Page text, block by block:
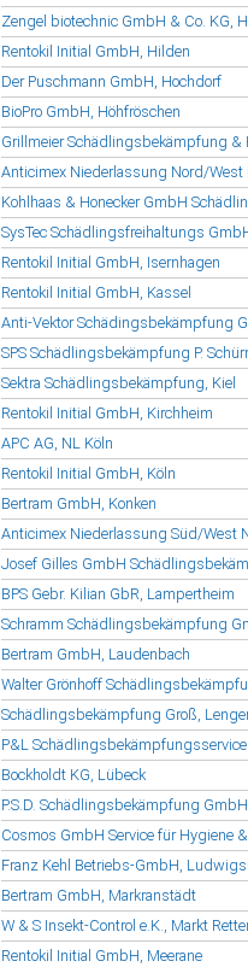
Zengel biotechnic GmbH & Co. KG,
Rentokil Initial GmbH, Hilden
Der Puschmann GmbH, Hochdorf
BioPro GmbH, Höhfröschen
Grillmeier Schädlingsbekämpfung &
Anticimex Niederlassung Nord/
Kohlhaas & Honecker GmbH
SysTec Schädlingsfreihaltungs
Rentokil Initial GmbH, Isernhagen
Rentokil Initial GmbH, Kassel
Anti-Vektor Schädingsbekämpfung
SPS Schädlingsbekämpfung P.
Sektra Schädlingsbekämpfung, Kiel
Rentokil Initial GmbH, Kirchheim
APC AG, NL Köln
Rentokil Initial GmbH, Köln
Bertram GmbH, Konken
Anticimex Niederlassung Süd/West
Josef Gilles GmbH
BPS Gebr. Kilian GbR, Lampertheim
Schramm Schädlingsbekämpfung
Bertram GmbH, Laudenbach
Walter Grönhoff
Schädlingsbekämpfung Groß,
P&L
Bockholdt KG, Lübeck
P.S.D. Schädlingsbekämpfung
Cosmos GmbH Service für Hygiene
Franz Kehl Betriebs-GmbH,
Bertram GmbH, Markranstädt
W & S Insekt-Control e.K., Markt
Rentokil Initial GmbH, Meerane